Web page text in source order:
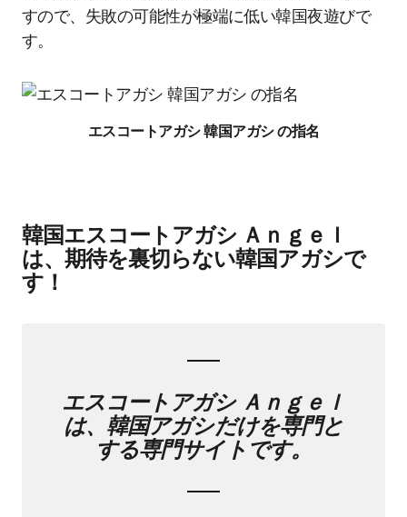
すので、失敗の可能性が極端に低い韓国夜遊びで
す。
エスコートアガシ 韓国アガシ の指名
韓国エスコートアガシ Ａｎｇｅｌ
は、期待を裏切らない韓国アガシで
す！
エスコートアガシ Ａｎｇｅｌ
は、韓国アガシだけを専門と
する専門サイトです。